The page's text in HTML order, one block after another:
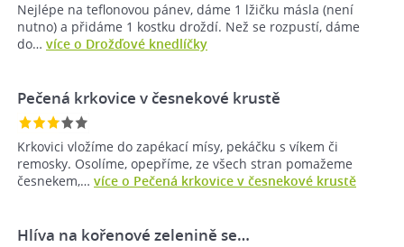
Nejlépe na teflonovou pánev, dáme 1 lžičku másla (není
nutno) a přidáme 1 kostku droždí. Než se rozpustí, dáme
do… více o Drožďové knedlíčky
Pečená krkovice v česnekové krustě
Krkovici vložíme do zapékací mísy, pekáčku s víkem či
remosky. Osolíme, opepříme, ze všech stran pomažeme
česnekem,… více o Pečená krkovice v česnekové krustě
Hlíva na kořenové zelenině se…